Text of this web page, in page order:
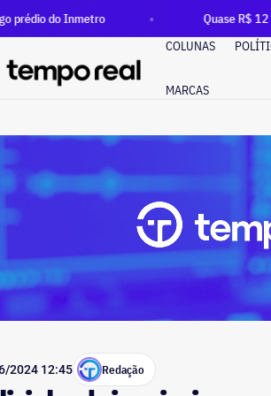
Quase R$ 12 milhões em
COLUNAS
MARCAS
2024 12:45 Redação